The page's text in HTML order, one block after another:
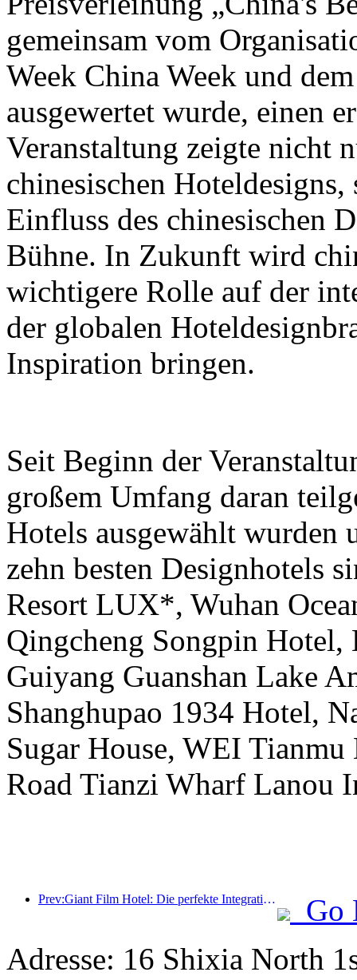
gemeinsam vom
Week China Week und
ausgewertet wurde, einen
Veranstaltung zeigte nicht
chinesischen
Einfluss des chinesischen
Bühne. In Zukunft wird
wichtigere Rolle auf der
der globalen
Inspiration bringen.
Seit Beginn der
großem Umfang daran
Hotels ausgewählt wurden
zehn besten Designhotels
Resort LUX*, Wuhan
Qingcheng Songpin
Guiyang Guanshan Lake
Shanghupao 1934 Hotel,
Sugar House, WEI
Road Tianzi Wharf Lanou
Prev:Giant Film Hotel: Die perfekte Integration von Film IP und Warmem Service
Go
Adresse: 16 Shixia North